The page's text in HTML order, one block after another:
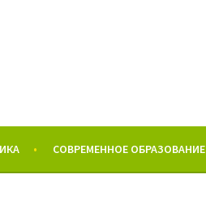
СОВРЕМЕННОЕ ОБРАЗОВАНИЕ